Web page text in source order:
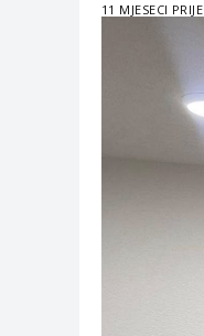
11 MJESECI PRIJE